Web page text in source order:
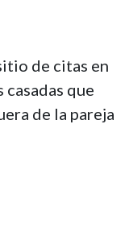
de citas en
casadas que
de la pareja